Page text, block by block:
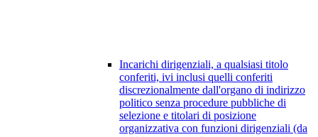
Incarichi dirigenziali, a qualsiasi titolo
conferiti, ivi inclusi quelli conferiti
discrezionalmente dall'organo di indirizzo
politico senza procedure pubbliche di
selezione e titolari di posizione
organizzativa con funzioni dirigenziali (da